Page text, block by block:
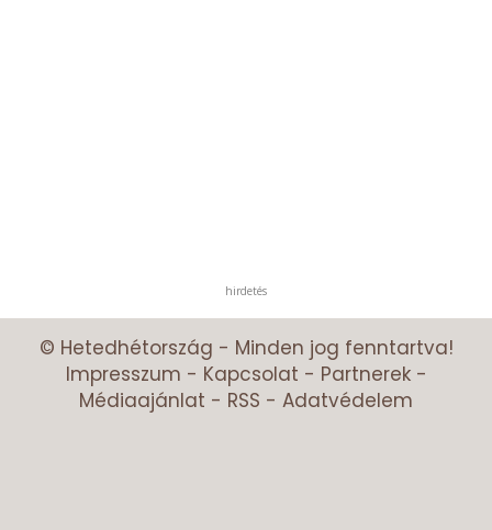
hirdetés
© Hetedhétország - Minden jog fenntartva!
Impresszum - Kapcsolat - Partnerek-
Médiaajánlat - RSS - Adatvédelem